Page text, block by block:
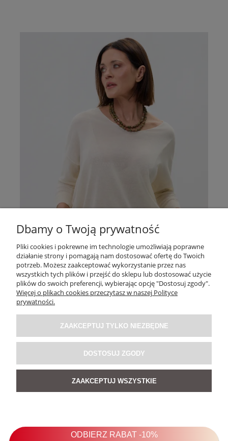
Sweter Light Shadow Kremowy
119,00 zł
DO KOSZYKA
Dbamy o Twoją prywatność
Pliki cookies i pokrewne im technologie umożliwiają poprawne
działanie strony i pomagają nam dostosować ofertę do Twoich
potrzeb. Możesz zaakceptować wykorzystanie przez nas
wszystkich tych plików i przejść do sklepu lub dostosować użycie
plików do swoich preferencji, wybierając opcję "Dostosuj zgody".
Więcej o plikach cookies przeczytasz w naszej Polityce
prywatności.
ZAAKCEPTUJ TYLKO NIEZBĘDNE
DOSTOSUJ ZGODY
ZAAKCEPTUJ WSZYSTKIE